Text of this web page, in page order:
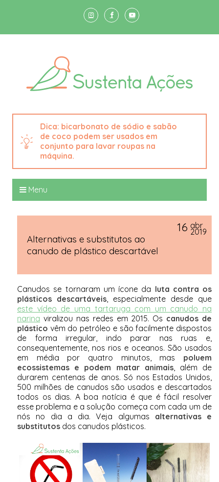
bicarbonato de sódio e sabão
de coco podem ser usados em
conjunto para lavar roupas na
máquina.
Menu
Alternativas e substitutos ao
canudo de plástico descartável
16 abr
2019
Canudos se tornaram um ícone da luta contra os
plásticos descartáveis, especialmente desde que
este vídeo de uma tartaruga com um canudo na
narina viralizou nas redes em 2015. Os canudos de
plástico vêm do petróleo e são facilmente dispostos
de forma irregular, indo parar nas ruas e,
consequentemente, nos rios e oceanos. São usados
em média por quatro minutos, mas poluem
ecossistemas e podem matar animais, além de
durarem centenas de anos. Só nos Estados Unidos,
500 milhões de canudos são usados e descartados
todos os dias. A boa notícia é que é fácil resolver
esse problema e a solução começa com cada um de
nós no dia a dia. Veja algumas alternativas e
substitutos dos canudos plásticos.